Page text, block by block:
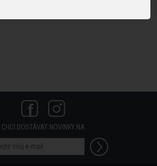
CHCI DOSTÁVAT NOVINKY NA